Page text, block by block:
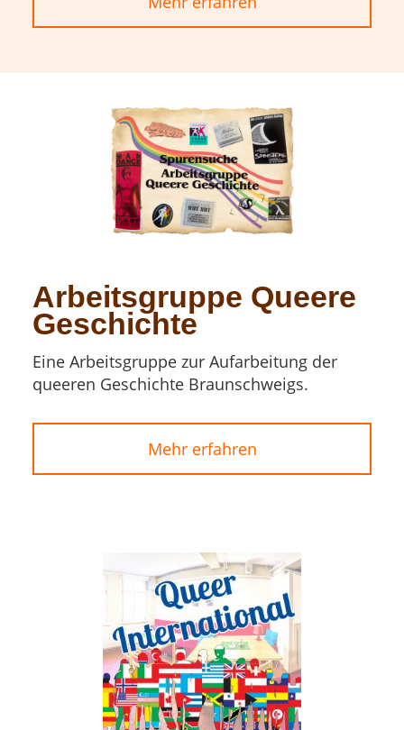
Arbeitsgruppe Queere
Geschichte
Eine Arbeitsgruppe zur Aufarbeitung der
queeren Geschichte Braunschweigs.
Mehr erfahren